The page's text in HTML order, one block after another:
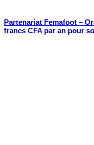
Partenariat Femafoot –
francs CFA par an pour